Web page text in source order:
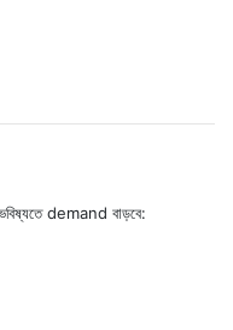
demand বাড়বে: